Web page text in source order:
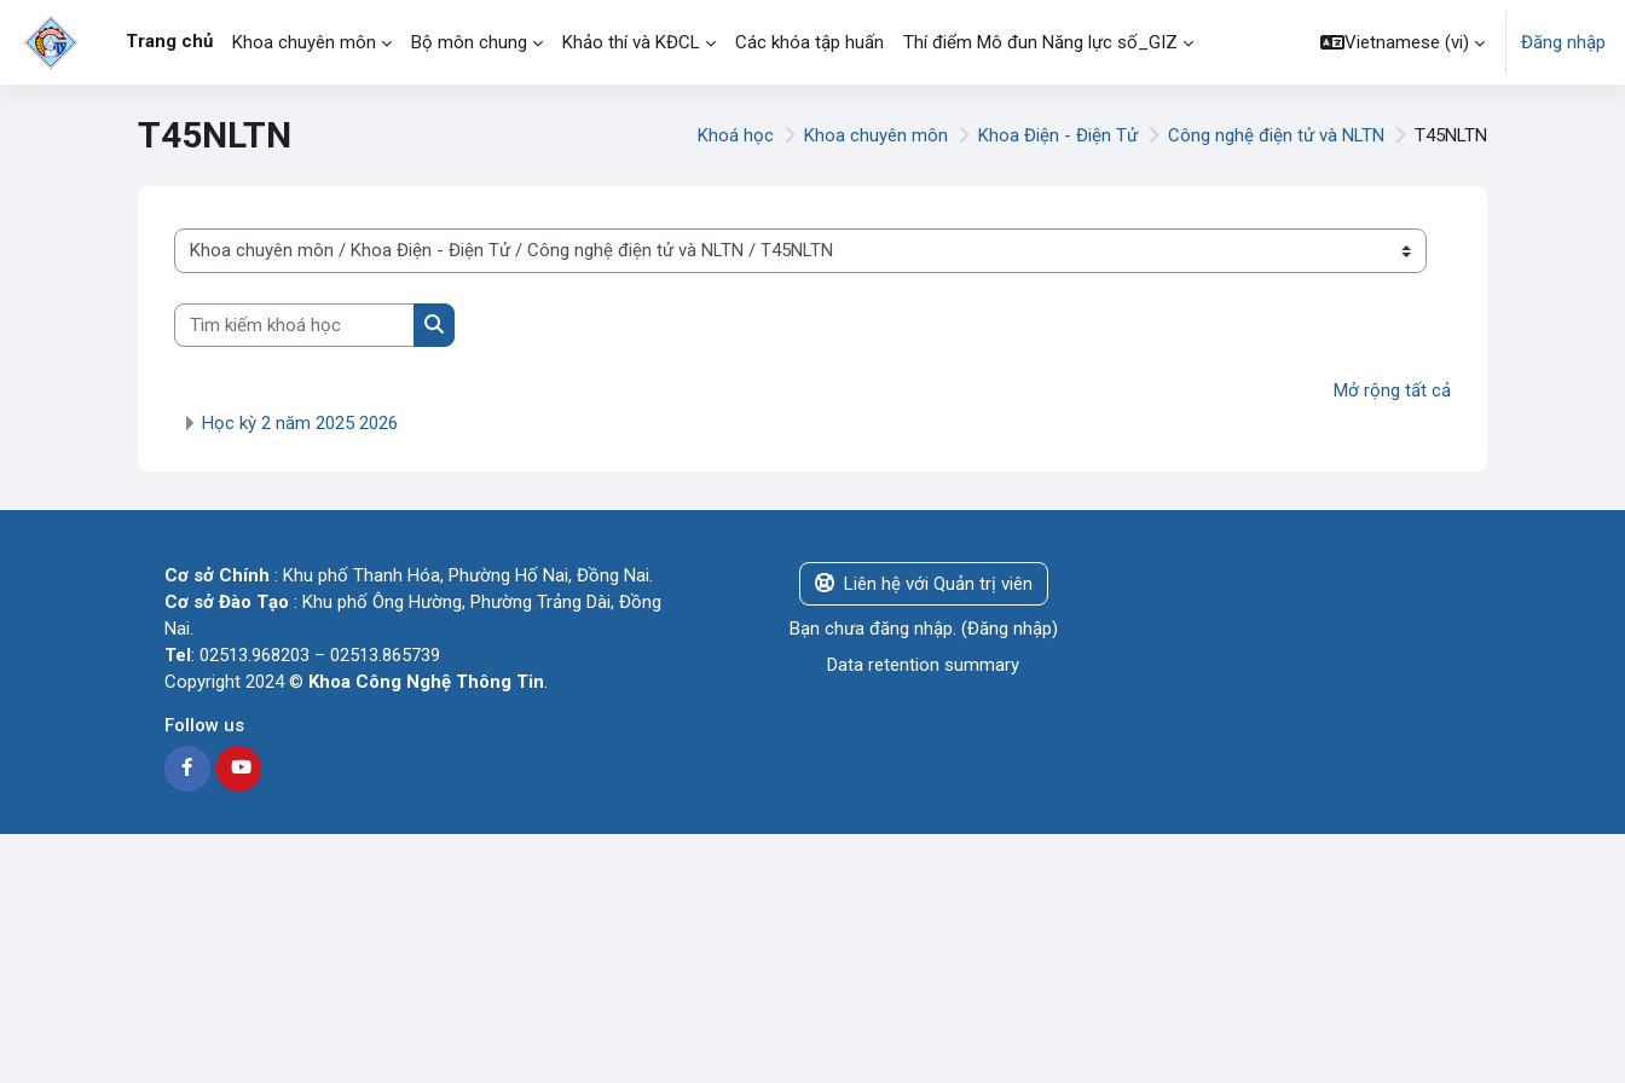
Chuyển tới nội dung chính
Trang chủ
Khoa chuyên môn Bộ môn chung Khảo thí và KĐCL Các khóa tập huấn Thí điểm Mô đun Năng lực số_GIZ Vietnamese ‎(vi)‎ Đăng nhập
T45NLTN Khoá học Khoa chuyên môn Khoa Điện - Điện Tử Công nghệ điện tử và NLTN T45NLTN
Danh mục khoá học
Tìm kiếm khoá học
Tìm kiếm khoá học
Mở rộng tất cả
Học kỳ 2 năm 2025 2026
Cơ sở Chính : Khu phố Thanh Hóa, Phường Hố Nai, Đồng Nai.
Cơ sở Đào Tạo : Khu phố Ông Hường, Phường Trảng Dài, Đồng
Nai.
Tel: 02513.968203 – 02513.865739
Copyright 2024 © Khoa Công Nghệ Thông Tin.
Follow us
Liên hệ với Quản trị viên
Bạn chưa đăng nhập. (Đăng nhập)
Data retention summary